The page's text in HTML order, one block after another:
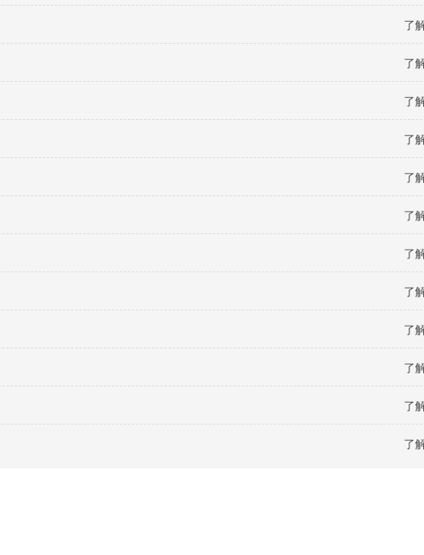
了
了
了
了
了
了
了
了
了
了
了
了